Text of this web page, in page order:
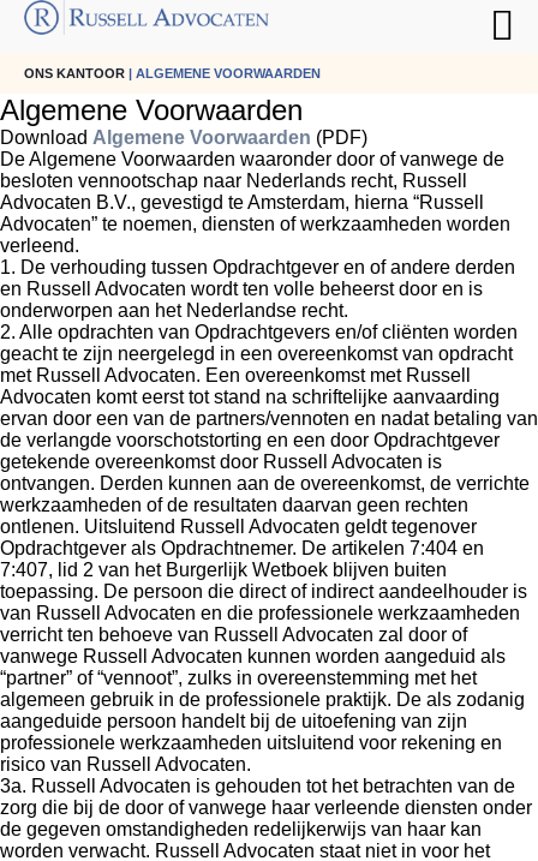
ONS KANTOOR | ALGEMENE VOORWAARDEN
Algemene Voorwaarden
Download Algemene Voorwaarden (PDF)
De Algemene Voorwaarden waaronder door of vanwege de
besloten vennootschap naar Nederlands recht, Russell
Advocaten B.V., gevestigd te Amsterdam, hierna “Russell
Advocaten” te noemen, diensten of werkzaamheden worden
verleend.
1. De verhouding tussen Opdrachtgever en of andere derden
en Russell Advocaten wordt ten volle beheerst door en is
onderworpen aan het Nederlandse recht.
2. Alle opdrachten van Opdrachtgevers en/of cliënten worden
geacht te zijn neergelegd in een overeenkomst van opdracht
met Russell Advocaten. Een overeenkomst met Russell
Advocaten komt eerst tot stand na schriftelijke aanvaarding
ervan door een van de partners/vennoten en nadat betaling van
de verlangde voorschotstorting en een door Opdrachtgever
getekende overeenkomst door Russell Advocaten is
ontvangen. Derden kunnen aan de overeenkomst, de verrichte
werkzaamheden of de resultaten daarvan geen rechten
ontlenen. Uitsluitend Russell Advocaten geldt tegenover
Opdrachtgever als Opdrachtnemer. De artikelen 7:404 en
7:407, lid 2 van het Burgerlijk Wetboek blijven buiten
toepassing. De persoon die direct of indirect aandeelhouder is
van Russell Advocaten en die professionele werkzaamheden
verricht ten behoeve van Russell Advocaten zal door of
vanwege Russell Advocaten kunnen worden aangeduid als
“partner” of “vennoot”, zulks in overeenstemming met het
algemeen gebruik in de professionele praktijk. De als zodanig
aangeduide persoon handelt bij de uitoefening van zijn
professionele werkzaamheden uitsluitend voor rekening en
risico van Russell Advocaten.
3a. Russell Advocaten is gehouden tot het betrachten van de
zorg die bij de door of vanwege haar verleende diensten onder
de gegeven omstandigheden redelijkerwijs van haar kan
worden verwacht. Russell Advocaten staat niet in voor het